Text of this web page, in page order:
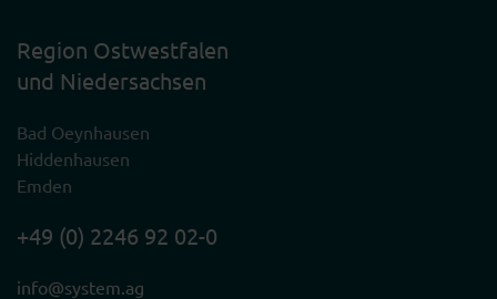
Region Ostwestfalen
und Niedersachsen
Bad Oeynhausen
Hiddenhausen
Emden
+49 (0) 2246 92 02-0
info@system.ag